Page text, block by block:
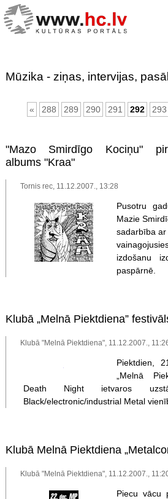
Mūzika - ziņas, intervijas,
« 288 289 290 291 292 293
"Mazo Smirdīgo Kociņu"
albums "Kraa"
Tornis rec, 11.12.2007., 13:28
Pusotru
Mazie
sadarbība
izdošanu
paspārnē.
Klubā „Melnā Piektdiena”
Klubā "Melnā Piektdiena", 11.12.2007.,
Piektdien,
„Melnā
Death Night ietvaros
Black/electronic/industrial Metal
Klubā Melnā Piektdiena
Klubā "Melnā Piektdiena", 11.12.2007.,
Piecu vācu